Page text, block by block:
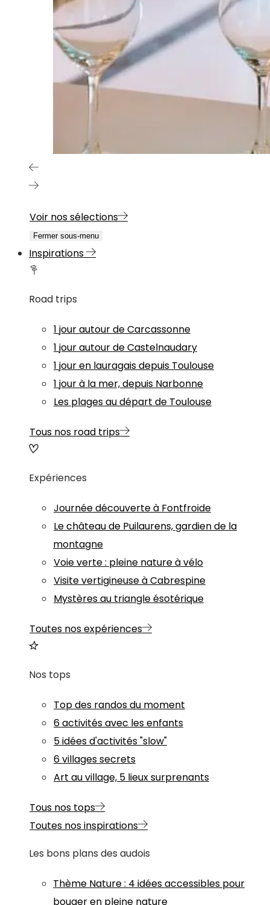
Voir nos sélections
Fermer sous-menu
Inspirations
Road trips
1 jour autour de Carcassonne
1 jour autour de Castelnaudary
1 jour en lauragais depuis Toulouse
1 jour à la mer, depuis Narbonne
Les plages au départ de Toulouse
Tous nos road trips
Expériences
Journée découverte à Fontfroide
Le château de Puilaurens, gardien de la
montagne
Voie verte : pleine nature à vélo
Visite vertigineuse à Cabrespine
Mystères au triangle ésotérique
Toutes nos expériences
Nos tops
Top des randos du moment
6 activités avec les enfants
5 idées d'activités "slow"
6 villages secrets
Art au village, 5 lieux surprenants
Tous nos tops
Toutes nos inspirations
Les bons plans des audois
Thème Nature: 4 idées accessibles pour
bouger en pleine nature